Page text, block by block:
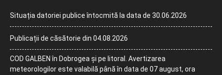
Situația datoriei publice întocmită la data de 30.06.2026
Publicații de căsătorie din 04.08.2026
COD GALBEN în Dobrogea și pe litoral. Avertizarea
meteorologilor este valabilă până în data de 07 august, ora